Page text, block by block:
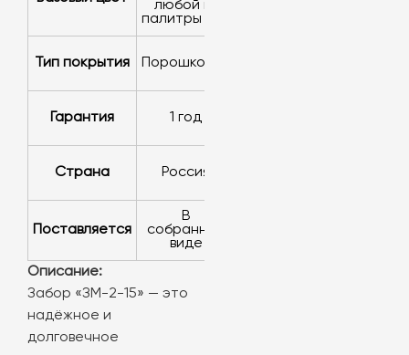
любой из
палитры RAL
Тип покрытия порошковое
Гарантия 1 год
Страна Россия
Поставляется
в
собранном
виде
Описание:
Забор «ЗМ-2-15» — это
надёжное и
долговечное